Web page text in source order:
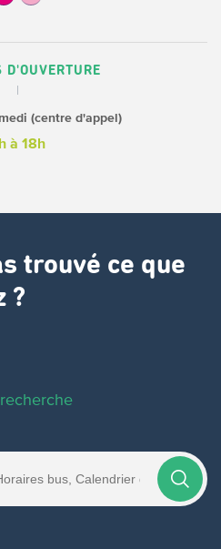
D'OUVERTURE
(centre d'appel)
à 18h
trouvé ce que
?